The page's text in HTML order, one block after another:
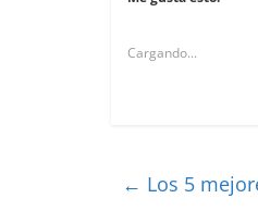
Cargando...
← Los 5